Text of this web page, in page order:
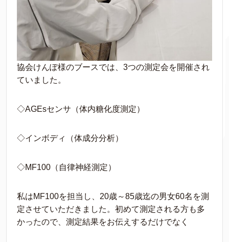
協会けんぽ様のブースでは、3つの測定会を開催され
ていました。
◇AGEsセンサ（体内糖化度測定）
◇インボディ（体成分分析）
◇MF100（自律神経測定）
私はMF100を担当し、20歳～85歳迄の男女60名を測
定させていただきました。初めて測定される方も多
かったので、測定結果をお伝えするだけでなく